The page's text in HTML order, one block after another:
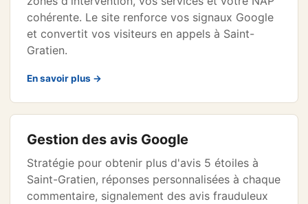
cohérente. Le site renforce vos signaux Google
et convertit vos visiteurs en appels à Saint-
Gratien.
En savoir plus →
Gestion des avis Google
Stratégie pour obtenir plus d'avis 5 étoiles à
Saint-Gratien, réponses personnalisées à chaque
commentaire, signalement des avis frauduleux